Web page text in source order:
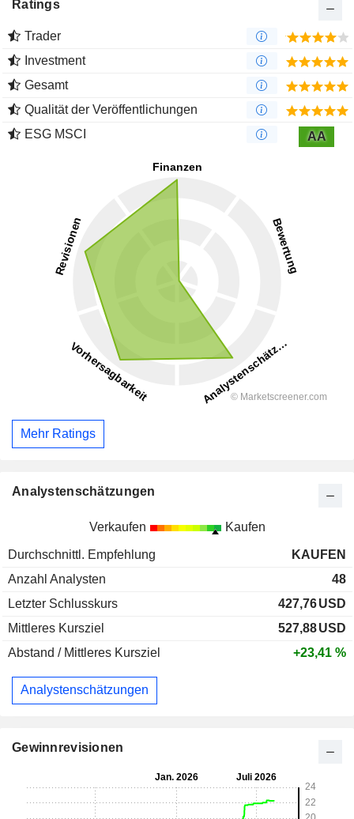
Ratings
Trader
Investment
Gesamt
Qualität der Veröffentlichungen
ESG MSCI
AA
Mehr Ratings
Analystenschätzungen
Verkaufen Kaufen
Durchschnittl. Empfehlung
KAUFEN
Anzahl Analysten
48
Letzter Schlusskurs
427,76USD
Mittleres Kursziel
527,88USD
Abstand / Mittleres Kursziel
+23,41 %
Analystenschätzungen
Gewinnrevisionen